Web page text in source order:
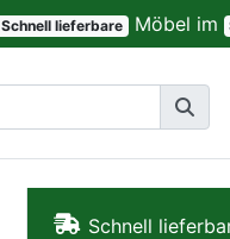
Schnell lieferbare Möbel im
Schnell